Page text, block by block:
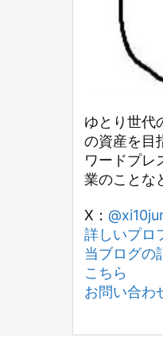
ゆとり世代
の資産を目
ワードプレ
業のことな
X：
詳しいプロ
当ブログの
こちら
お問い合わ